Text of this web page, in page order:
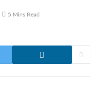
5 Mins Read